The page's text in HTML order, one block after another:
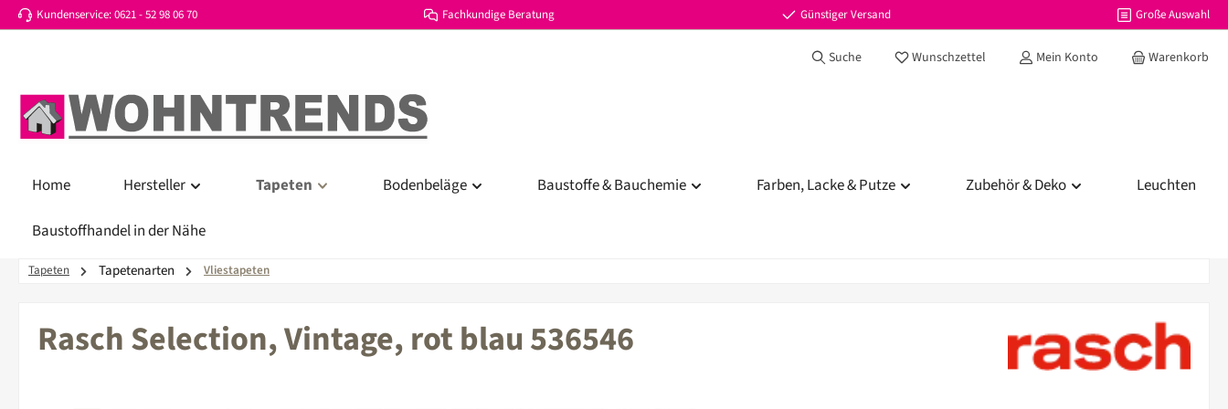
Hauptinhalt springen
Zur Suche springen
Zur Hauptnavigation springen
Kundenservice: 0621 - 52 98 06 70 Fachkundige Beratung Günstiger Versand Große Auswahl
Suche Wunschzettel Du hast 0 Produkte auf dem Merkzettel
Mein Konto Warenkorb
Home Hersteller Tapeten Bodenbeläge Baustoffe & Bauchemie Farben, Lacke & Putze Zubehör & Deko Leuchten
Baustoffhandel in der Nähe
Tapeten Tapetenarten Vliestapeten
Rasch Selection, Vintage, rot blau 536546